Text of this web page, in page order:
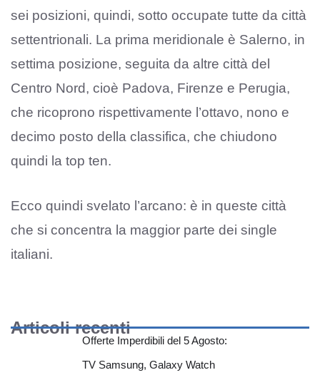
sei posizioni, quindi, sotto occupate tutte da città
settentrionali. La prima meridionale è Salerno, in
settima posizione, seguita da altre città del
Centro Nord, cioè Padova, Firenze e Perugia,
che ricoprono rispettivamente l’ottavo, nono e
decimo posto della classifica, che chiudono
quindi la top ten.
Ecco quindi svelato l’arcano: è in queste città
che si concentra la maggior parte dei single
italiani.
Articoli recenti
Offerte Imperdibili del 5 Agosto:
TV Samsung, Galaxy Watch